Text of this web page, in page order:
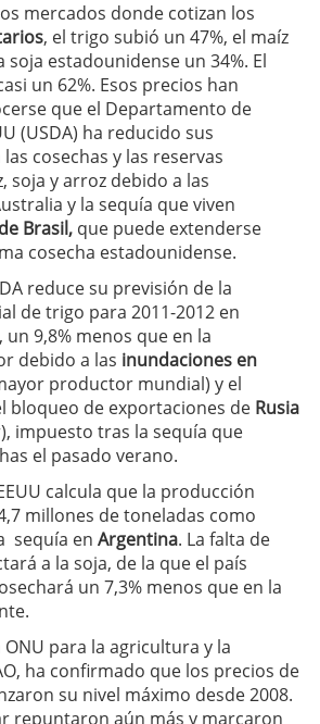
mercados donde cotizan los
, el trigo subió un 47%, el maíz
soja estadounidense un 34%. El
un 62%. Esos precios han
que el Departamento de
(USDA) ha reducido sus
cosechas y las reservas
soja y arroz debido a las
y la sequía que viven
Brasil, que puede extenderse
cosecha estadounidense.
reduce su previsión de la
de trigo para 2011-2012 en
un 9,8% menos que en la
debido a las inundaciones en
productor mundial) y el
bloqueo de exportaciones de Rusia
impuesto tras la sequía que
el pasado verano.
calcula que la producción
millones de toneladas como
sequía en Argentina. La falta de
a la soja, de la que el país
un 7,3% menos que en la
para la agricultura y la
ha confirmado que los precios de
su nivel máximo desde 2008.
repuntaron aún más y marcaron